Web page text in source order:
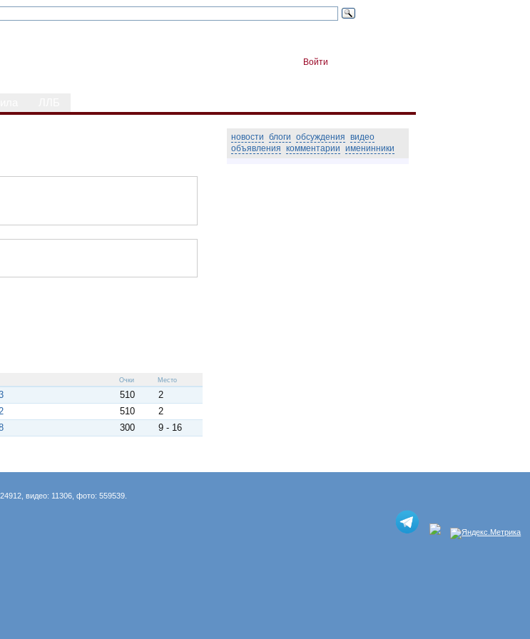
Войти
Очки Место
510
2
510
2
300 9 - 16
новости блоги обсуждения видео
объявления комментарии именинники
видео: 11306, фото: 559539.